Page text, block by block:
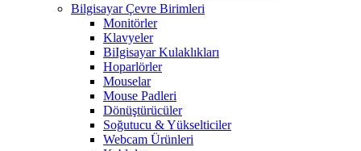
Bilgisayar Çevre Birimleri
Monitörler
Klavyeler
BiIgisayar Kulaklıkları
Hoparlörler
Mouselar
Mouse Padleri
Dönüştürücüler
Soğutucu & Yükselticiler
Webcam Ürünleri